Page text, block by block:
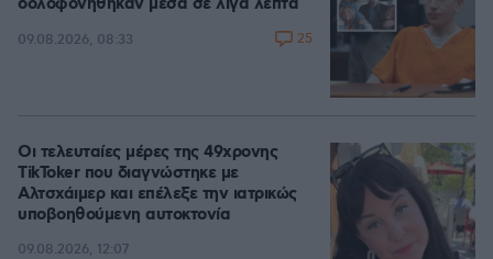
δολοφονήθηκαν μέσα σε λίγα λεπτά
09.08.2026, 08:33 25
Οι τελευταίες μέρες της 49χρονης
TikToker που διαγνώστηκε με
Αλτσχάιμερ και επέλεξε την ιατρικώς
υποβοηθούμενη αυτοκτονία
09.08.2026, 12:07